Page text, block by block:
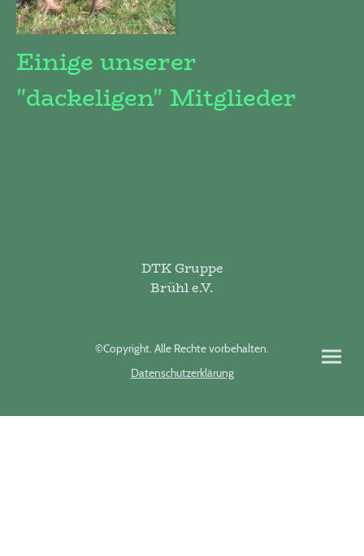
Einige unserer
"dackeligen" Mitglieder
DTK Gruppe
Brühl e.V.
©Copyright. Alle Rechte vorbehalten.
Datenschutzerklärung